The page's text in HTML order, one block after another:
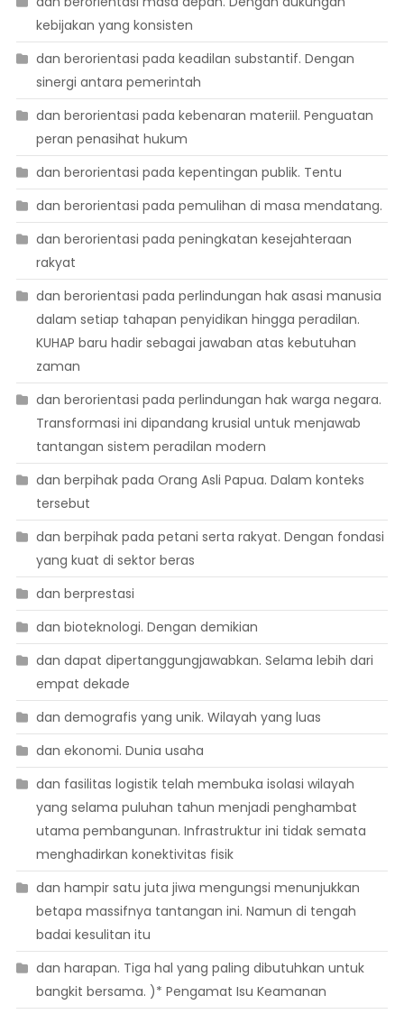
kebijakan yang konsisten
dan berorientasi pada keadilan substantif. Dengan
sinergi antara pemerintah
dan berorientasi pada kebenaran materiil. Penguatan
peran penasihat hukum
dan berorientasi pada kepentingan publik. Tentu
dan berorientasi pada pemulihan di masa mendatang.
dan berorientasi pada peningkatan kesejahteraan
rakyat
dan berorientasi pada perlindungan hak asasi manusia
dalam setiap tahapan penyidikan hingga peradilan.
KUHAP baru hadir sebagai jawaban atas kebutuhan
zaman
dan berorientasi pada perlindungan hak warga negara.
Transformasi ini dipandang krusial untuk menjawab
tantangan sistem peradilan modern
dan berpihak pada Orang Asli Papua. Dalam konteks
tersebut
dan berpihak pada petani serta rakyat. Dengan fondasi
yang kuat di sektor beras
dan berprestasi
dan bioteknologi. Dengan demikian
dan dapat dipertanggungjawabkan. Selama lebih dari
empat dekade
dan demografis yang unik. Wilayah yang luas
dan ekonomi. Dunia usaha
dan fasilitas logistik telah membuka isolasi wilayah
yang selama puluhan tahun menjadi penghambat
utama pembangunan. Infrastruktur ini tidak semata
menghadirkan konektivitas fisik
dan hampir satu juta jiwa mengungsi menunjukkan
betapa massifnya tantangan ini. Namun di tengah
badai kesulitan itu
dan harapan. Tiga hal yang paling dibutuhkan untuk
bangkit bersama. )* Pengamat Isu Keamanan